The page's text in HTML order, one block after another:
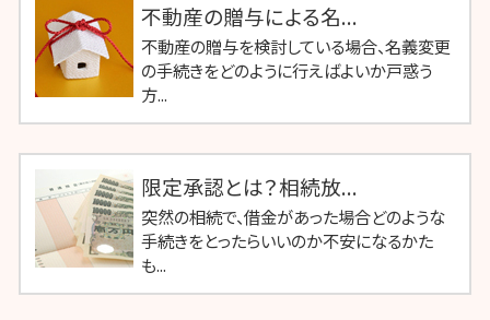
不動産の贈与による名...
不動産の贈与を検討している場合、名義変更
の手続きをどのように行えばよいか戸惑う
方...
限定承認とは？相続放...
突然の相続で、借金があった場合どのような
手続きをとったらいいのか不安になるかた
も...